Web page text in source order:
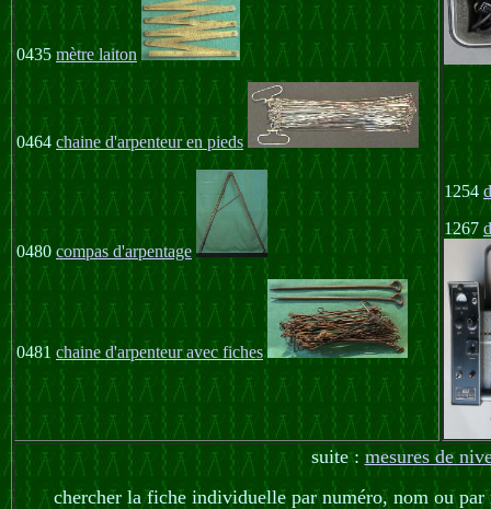
0435 mètre laiton
0464 chaine d'arpenteur en pieds
0480 compas d'arpentage
0481 chaine d'arpenteur avec fiches
1254
1267
suite : mesures de
chercher la fiche individuelle par numéro, nom ou